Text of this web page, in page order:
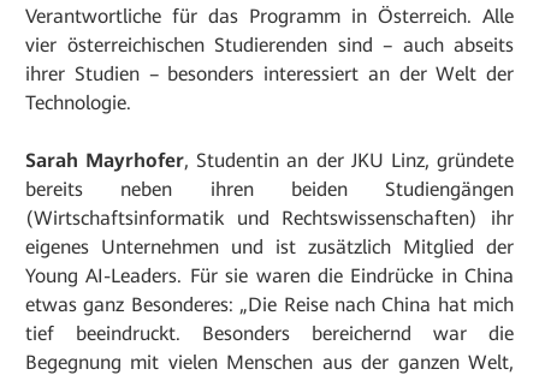
Verantwortliche für das Programm in Österreich. Alle
vier österreichischen Studierenden sind – auch abseits
ihrer Studien – besonders interessiert an der Welt der
Technologie.
Sarah Mayrhofer, Studentin an der JKU Linz, gründete
bereits neben ihren beiden Studiengängen
(Wirtschaftsinformatik und Rechtswissenschaften) ihr
eigenes Unternehmen und ist zusätzlich Mitglied der
Young AI-Leaders. Für sie waren die Eindrücke in China
etwas ganz Besonderes: „Die Reise nach China hat mich
tief beeindruckt. Besonders bereichernd war die
Begegnung mit vielen Menschen aus der ganzen Welt,